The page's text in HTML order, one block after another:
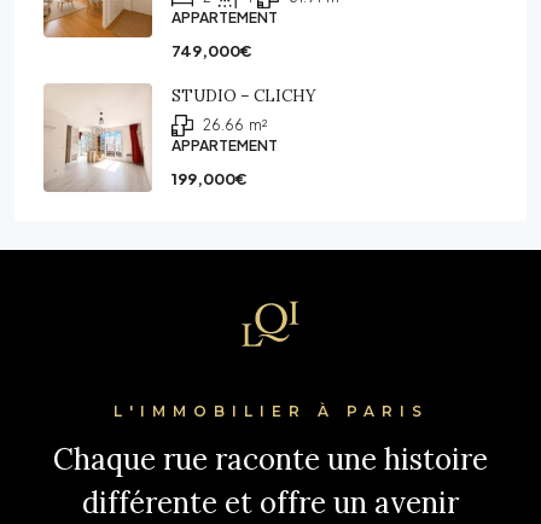
APPARTEMENT
749,000€
STUDIO – CLICHY
26.66 m²
APPARTEMENT
199,000€
L'IMMOBILIER À PARIS
Chaque rue raconte une histoire
différente et offre un avenir